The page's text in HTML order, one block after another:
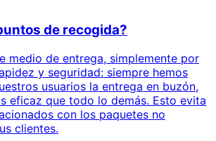
de recogida?
medio de entrega, simplemente por
y seguridad: siempre hemos
usuarios la entrega en buzón,
eficaz que todo lo demás. Esto evita
con los paquetes no
clientes.